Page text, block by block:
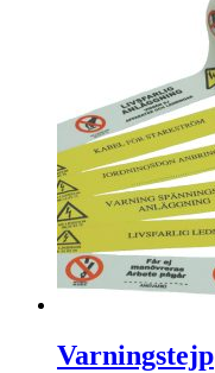
Varningstejp